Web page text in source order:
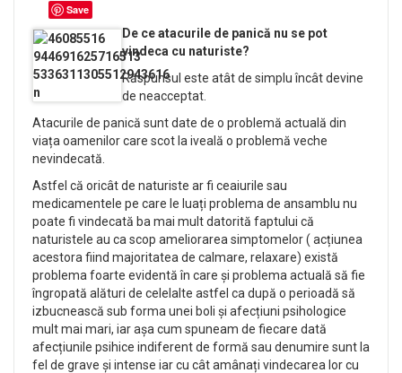
Save
De ce atacurile de panică nu se pot
vindeca cu naturiste?
Răspunsul este atât de simplu încât devine
de neacceptat.
Atacurile de panică sunt date de o problemă actuală din
viața oamenilor care scot la iveală o problemă veche
nevindecată.
Astfel că oricât de naturiste ar fi ceaiurile sau
medicamentele pe care le luați problema de ansamblu nu
poate fi vindecată ba mai mult datorită faptului că
naturistele au ca scop ameliorarea simptomelor ( acțiunea
acestora fiind majoritatea de calmare, relaxare) există
problema foarte evidentă în care și problema actuală să fie
îngropată alături de celelalte astfel ca după o perioadă să
izbucnească sub forma unei boli și afecțiuni psihologice
mult mai mari, iar așa cum spuneam de fiecare dată
afecțiunile psihice indiferent de formă sau denumire sunt la
fel de grave și intense iar cu cât amânați vindecarea lor cu